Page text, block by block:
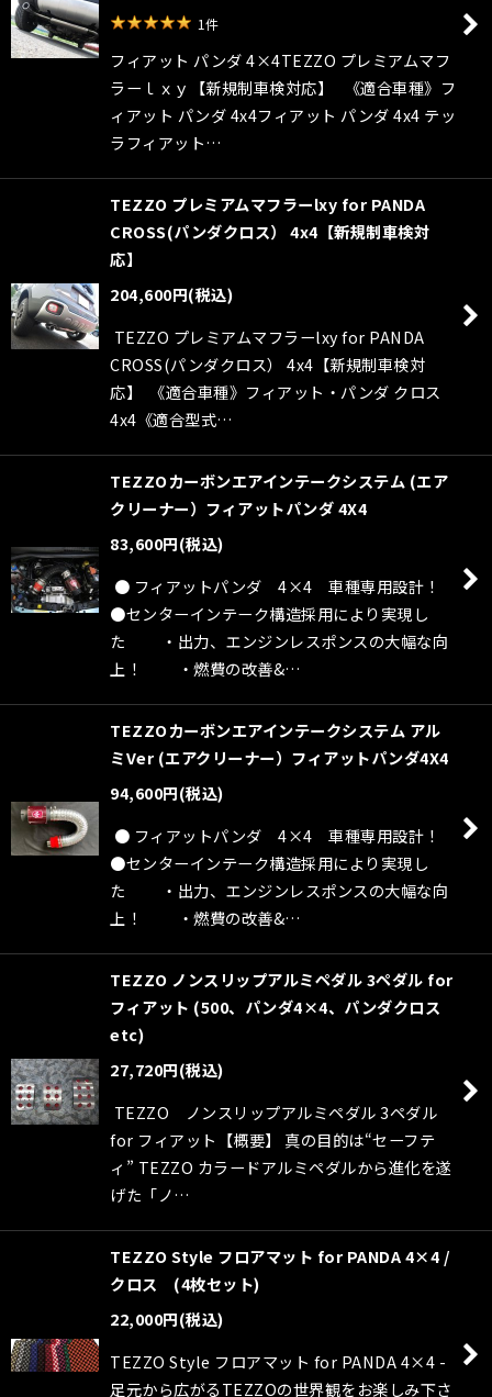
1件
フィアット パンダ 4×4TEZZO プレミアムマフ
ラーｌｘｙ【新規制車検対応】 《適合車種》フ
ィアット パンダ 4x4フィアット パンダ 4x4 テッ
ラフィアット…
TEZZO プレミアムマフラーlxy for PANDA
CROSS(パンダクロス） 4x4【新規制車検対
応】
204,600円(税込)
TEZZO プレミアムマフラーlxy for PANDA
CROSS(パンダクロス） 4x4【新規制車検対
応】 《適合車種》フィアット・パンダ クロス
4x4《適合型式…
TEZZOカーボンエアインテークシステム (エア
クリーナー）フィアットパンダ 4X4
83,600円(税込)
● フィアットパンダ 4×4 車種専用設計！
●センターインテーク構造採用により実現し
た ・出力、エンジンレスポンスの大幅な向
上！ ・燃費の改善&…
TEZZOカーボンエアインテークシステム アル
ミVer (エアクリーナー）フィアットパンダ4X4
94,600円(税込)
● フィアットパンダ 4×4 車種専用設計！
●センターインテーク構造採用により実現し
た ・出力、エンジンレスポンスの大幅な向
上！ ・燃費の改善&…
TEZZO ノンスリップアルミペダル 3ペダル for
フィアット (500、パンダ4×4、パンダクロス
etc)
27,720円(税込)
TEZZO ノンスリップアルミペダル 3ペダル
for フィアット【概要】 真の目的は“セーフテ
ィ” TEZZO カラードアルミペダルから進化を遂
げた「ノ…
TEZZO Style フロアマット for PANDA 4×4 /
クロス (4枚セット)
22,000円(税込)
TEZZO Style フロアマット for PANDA 4×4 -
足元から広がるTEZZOの世界観をお楽しみ下さ